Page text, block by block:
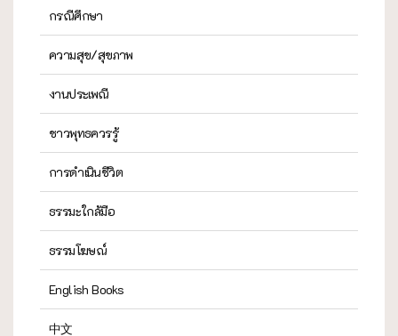
กรณีศึกษา
ความสุข/สุขภาพ
งานประเพณี
ชาวพุทธควรรู้
การดำเนินชีวิต
ธรรมะใกล้มือ
ธรรมโฆษณ์
English Books
中文